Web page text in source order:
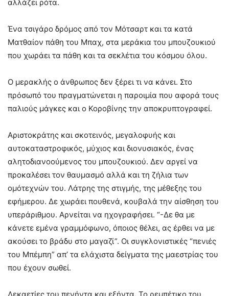
αλλάζει ρότα.
Ένα τσιγάρο δρόμος από τον Μότσαρτ και τα κατά
Ματθαίον πάθη του Μπαχ, στα μεράκια του μπουζουκιού
που χωράει τα πάθη και τα σεκλέτια του κόσμου όλου.
Ο μερακλής ο άνθρωπος δεν ξέρει τι να κάνει. Στο
πρόσωπό του πραγματώνεται η παροιμία που αφορά τους
παλιούς μάγκες και ο Κοροβίνης την αποκρυπτογραφεί.
Αριστοκράτης και σκοτεινός, μεγαλοφυής και
αυτοκαταστροφικός, μύχιος και διονυσιακός, ένας
αλητοδιανοούμενος του μπουζουκιού. Δεν αργεί να
προκαλέσει τον θαυμασμό αλλά και τη ζήλια των
ομότεχνών του. Λάτρης της στιγμής, της μέθεξης του
εφήμερου. Δε χωράει πουθενά, κουβαλά την αίσθηση του
υπεράριθμου. Αρνείται να ηχογραφήσει. “-Δε θα με
κάνετε εμένα γραμμόφωνο, όποιος θέλει, ας έρθει να με
ακούσει το βράδυ στο μαγαζί”. Οι συγκλονιστικές “πενιές
του Μπέμπη” απ’ τα ελάχιστα δείγματα της μαεστρίας του
που έχουν σωθεί.